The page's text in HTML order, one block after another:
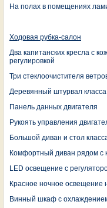
На полах в помещениях
Ходовая рубка-салон
Два капитанских кресла с
регулировкой
Три стеклоочистителя
Деревянный штурвал
Панель данных двигателя
Рукоять управления
Большой диван и стол
Комфортный диван рядом с
LED освещение с
Красное ночное освещение
Винный шкаф с